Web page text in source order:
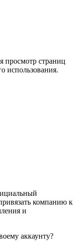
просмотр страниц
использования.
компанию к
и
аккаунту?